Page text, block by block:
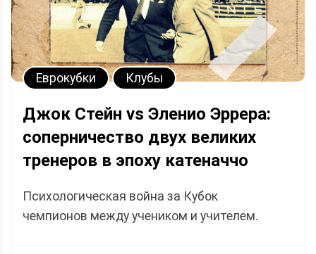
Еврокубки Клубы
Джок Стейн vs Эленио Эррера:
соперничество двух великих
тренеров в эпоху катеначчо
Психологическая война за Кубок
чемпионов между учеником и учителем.